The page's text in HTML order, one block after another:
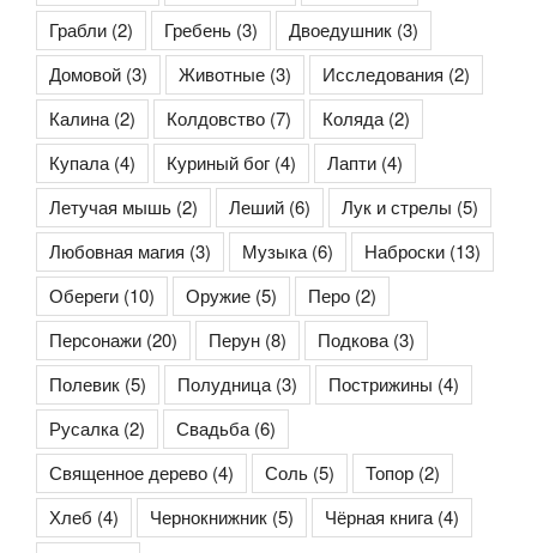
Грабли (2) Гребень (3) Двоедушник (3)
Домовой (3) Животные (3) Исследования (2)
Калина (2) Колдовство (7) Коляда (2)
Купала (4) Куриный бог (4) Лапти (4)
Летучая мышь (2) Леший (6) Лук и стрелы (5)
Любовная магия (3) Музыка (6) Наброски (13)
Обереги (10) Оружие (5) Перо (2)
Персонажи (20) Перун (8) Подкова (3)
Полевик (5) Полудница (3) Пострижины (4)
Русалка (2) Свадьба (6)
Священное дерево (4) Соль (5) Топор (2)
Хлеб (4) Чернокнижник (5) Чёрная книга (4)